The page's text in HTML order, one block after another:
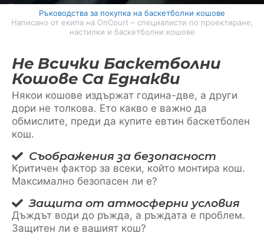
Ръководства за покупка на баскетболни кошове
Написано от екипа на OnCourt – специалисти по проектиране,
настилки и баскетболни кошове
Не Всички Баскетболни
Кошове Са Еднакви
Някои кошове издържат година-две, а други
дори не толкова. Ето какво е важно да
обмислите, преди да купите евтин баскетболен
кош.
Съображения за безопасност
Критичен фактор за всеки, който монтира кош.
Максимално безопасен ли е?
Защита от атмосферни условия
Дъждът води до ръжда, а ръждата е проблем.
Защитен ли е вашият кош?